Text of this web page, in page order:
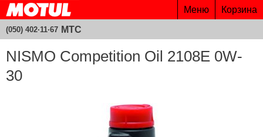
NISMO Competition Oil 2108E 0W-
30
Меню Корзина
(050) 402·11·67 МТС